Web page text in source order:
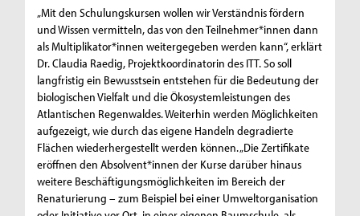
„Mit den Schulungskursen wollen wir Verständnis fördern
und Wissen vermitteln, das von den Teilnehmer*innen dann
als Multiplikator*innen weitergegeben werden kann“, erklärt
Dr. Claudia Raedig, Projektkoordinatorin des ITT. So soll
langfristig ein Bewusstsein entstehen für die Bedeutung der
biologischen Vielfalt und die Ökosystemleistungen des
Atlantischen Regenwaldes. Weiterhin werden Möglichkeiten
aufgezeigt, wie durch das eigene Handeln degradierte
Flächen wiederhergestellt werden können. „Die Zertifikate
eröffnen den Absolvent*innen der Kurse darüber hinaus
weitere Beschäftigungsmöglichkeiten im Bereich der
Renaturierung – zum Beispiel bei einer Umweltorganisation